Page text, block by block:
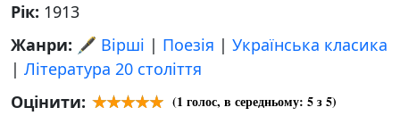
Рік: 1913
Жанри: 🖋️ Вірші | Поезія | Українська класика
| Література 20 століття
Оцінити:
(1 голос, в середньому: 5з 5)